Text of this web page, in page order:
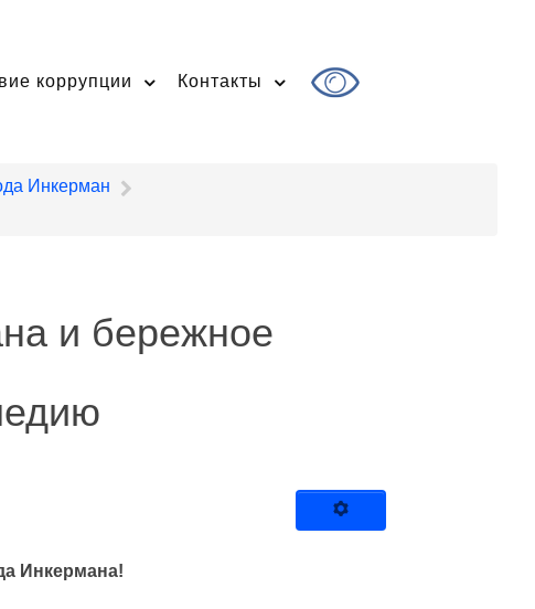
коррупции Контакты
Инкерман
и бережное
Инкермана!